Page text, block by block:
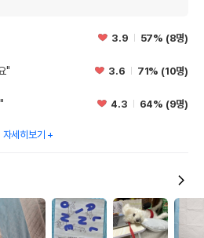
3.9 57% (8명)
" 3.6 71% (10명)
4.3 64% (9명)
자세히보기